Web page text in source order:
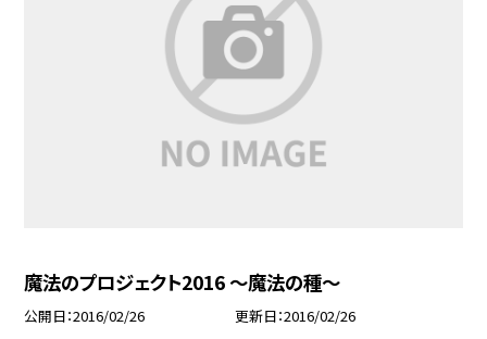
魔法のプロジェクト2016 〜魔法の種〜
公開日 2016/02/26 更新日 2016/02/26